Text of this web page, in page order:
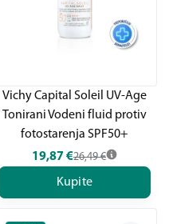
Vichy Capital Soleil UV-Age
Tonirani Vodeni fluid protiv
fotostarenja SPF50+
19,87 €26,49 €
Kupite